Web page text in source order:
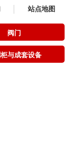
站点地图
阀门
与成套设备